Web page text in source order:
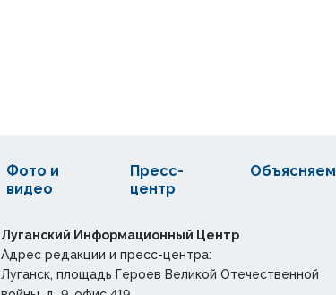
Фото и
видео
Пресс-
центр
Объясняем
Луганский Информационный Центр
Адрес редакции и пресс-центра:
Луганск, площадь Героев Великой Отечественной